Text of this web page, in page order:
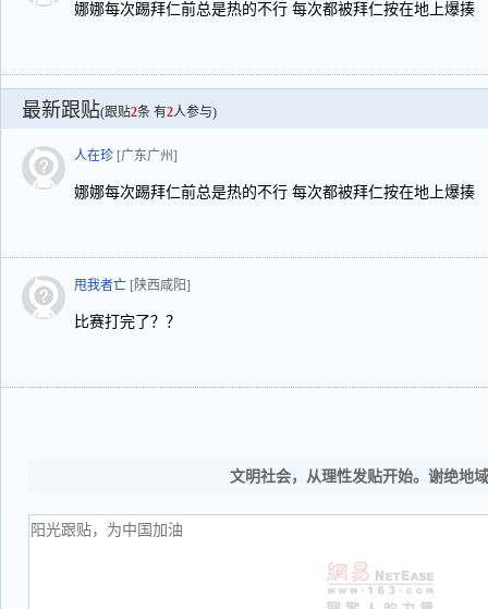
娜娜每次踢拜仁前总是热的不行 每次都被拜仁按在地上爆揍
最新跟贴(跟贴2条 有2人参与)
人在珍 [广东广州]
娜娜每次踢拜仁前总是热的不行 每次都被拜仁按在地上爆揍
甩我者亡 [陕西咸阳]
比赛打完了？？
文明社会，从理性发贴开始。谢绝地